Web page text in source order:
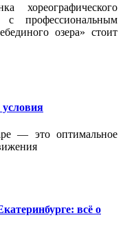
хореографического
профессиональным
озера» стоит
— это оптимальное
всё о